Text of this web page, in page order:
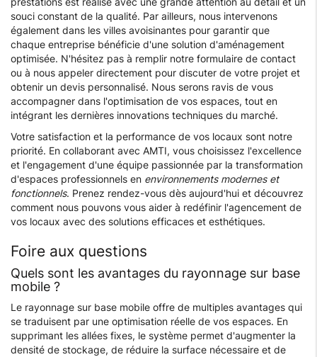
souci constant de la qualité. Par ailleurs, nous intervenons
également dans les villes avoisinantes pour garantir que
chaque entreprise bénéficie d'une solution d'aménagement
optimisée. N'hésitez pas à remplir notre formulaire de contact
ou à nous appeler directement pour discuter de votre projet et
obtenir un devis personnalisé. Nous serons ravis de vous
accompagner dans l'optimisation de vos espaces, tout en
intégrant les dernières innovations techniques du marché.
Votre satisfaction et la performance de vos locaux sont notre
priorité. En collaborant avec AMTI, vous choisissez l'excellence
et l'engagement d'une équipe passionnée par la transformation
d'espaces professionnels en environnements modernes et
fonctionnels. Prenez rendez-vous dès aujourd'hui et découvrez
comment nous pouvons vous aider à redéfinir l'agencement de
vos locaux avec des solutions efficaces et esthétiques.
Foire aux questions
Quels sont les avantages du rayonnage sur base
mobile ?
Le rayonnage sur base mobile offre de multiples avantages qui
se traduisent par une optimisation réelle de vos espaces. En
supprimant les allées fixes, le système permet d'augmenter la
densité de stockage, de réduire la surface nécessaire et de